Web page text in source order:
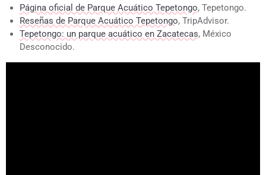
Página oficial de Parque Acuático Tepetongo, Tepetongo.
Reseñas de Parque Acuático Tepetongo, TripAdvisor.
Tepetongo: un parque acuático en Zacatecas, México
Desconocido.